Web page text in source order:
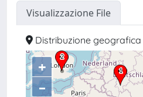
Visualizzazione File
Distribuzione geografica
+
–